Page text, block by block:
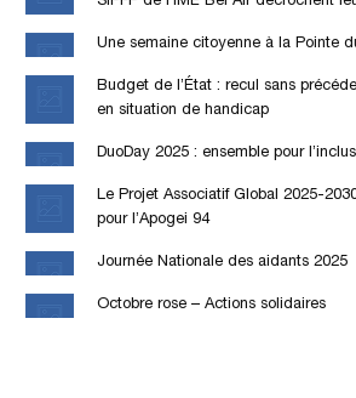
Une semaine citoyenne à la Pointe
Budget de l’État : recul sans
en situation de handicap
DuoDay 2025 : ensemble pour
Le Projet Associatif Global 2025-
pour l’Apogei 94
Journée Nationale des aidants 2025
Octobre rose – Actions solidaires